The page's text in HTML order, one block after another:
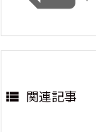
 関連記事